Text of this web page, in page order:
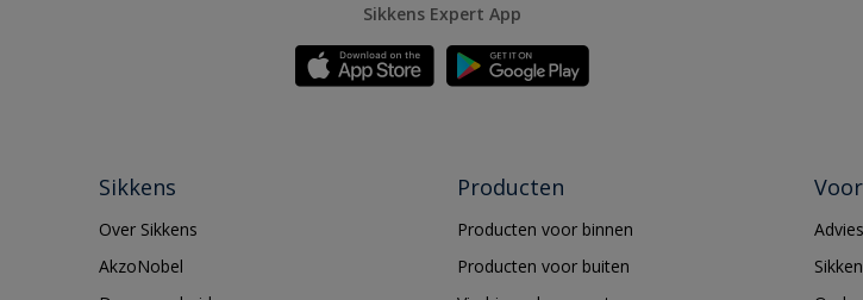
Sikkens Expert App
Sikkens
Over Sikkens
AkzoNobel
Producten
Producten voor binnen
Producten voor buiten